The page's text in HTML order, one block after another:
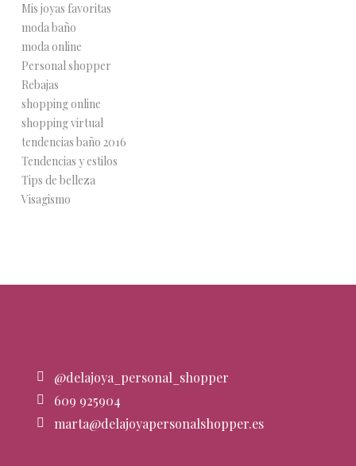
Mis joyas favoritas
moda baño
moda online
Personal shopper
Rebajas
shopping online
shopping virtual
tendencias baño 2016
Tendencias y estilos
Tips de belleza
Visagismo
@delajoya_personal_shopper
609 925904
marta@delajoyapersonalshopper.es